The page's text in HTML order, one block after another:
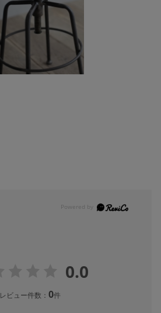
0.0
レビュー件数：0件